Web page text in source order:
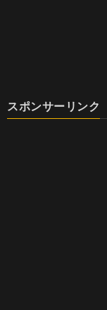
スポンサーリンク